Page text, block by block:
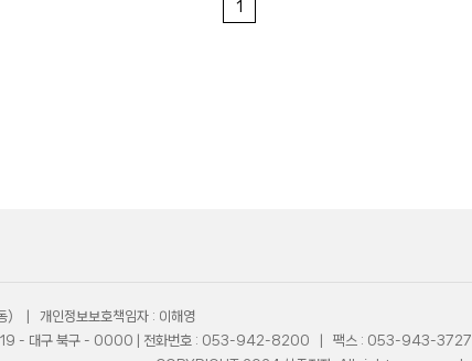
) | 개인정보보호책임자 : 이해영
- 대구 북구 - 0000 | 전화번호 : 053-942-8200 | 팩스 : 053-943-3727